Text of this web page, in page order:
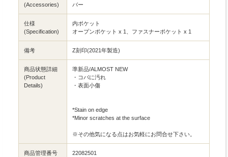
(Accessories)
バー
仕様
(Specification)
内ポケット
オープンポケット x 1、ファスナーポケット x 1
備考 Z刻印(2021年製造)
商品状態詳細
(Product
Details)
準新品/ALMOST NEW
・コバに汚れ
・表面小傷
*Stain on edge
*Minor scratches at the surface
※その他気になる点はお気軽にお問合せ下さい。
商品管理番号 22082501